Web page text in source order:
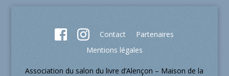
Contact
Partenaires
Mentions légales
Association du salon du livre d’Alençon – Maison de la